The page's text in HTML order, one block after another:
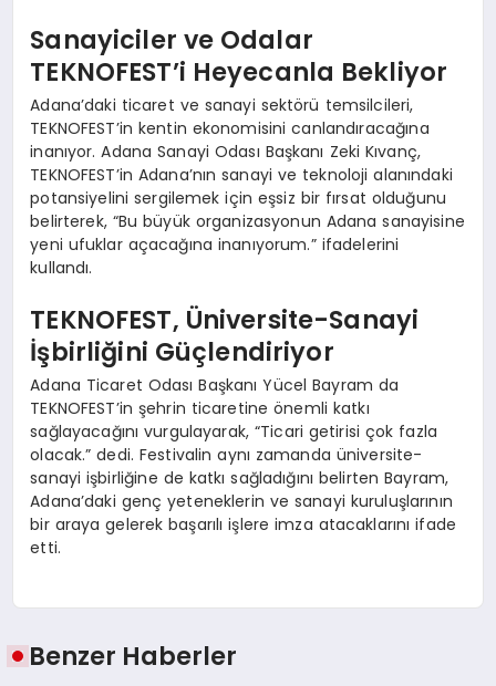
Sanayiciler ve Odalar
TEKNOFEST’i Heyecanla Bekliyor
Adana’daki ticaret ve sanayi sektörü temsilcileri,
TEKNOFEST’in kentin ekonomisini canlandıracağına
inanıyor. Adana Sanayi Odası Başkanı Zeki Kıvanç,
TEKNOFEST’in Adana’nın sanayi ve teknoloji alanındaki
potansiyelini sergilemek için eşsiz bir fırsat olduğunu
belirterek, “Bu büyük organizasyonun Adana sanayisine
yeni ufuklar açacağına inanıyorum.” ifadelerini
kullandı.
TEKNOFEST, Üniversite-Sanayi
İşbirliğini Güçlendiriyor
Adana Ticaret Odası Başkanı Yücel Bayram da
TEKNOFEST’in şehrin ticaretine önemli katkı
sağlayacağını vurgulayarak, “Ticari getirisi çok fazla
olacak.” dedi. Festivalin aynı zamanda üniversite-
sanayi işbirliğine de katkı sağladığını belirten Bayram,
Adana’daki genç yeteneklerin ve sanayi kuruluşlarının
bir araya gelerek başarılı işlere imza atacaklarını ifade
etti.
Benzer Haberler